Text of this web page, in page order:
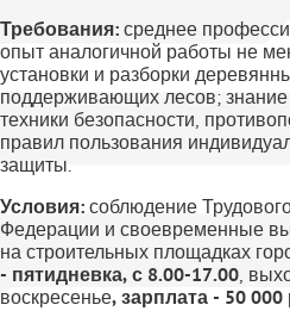
Требования: среднее
опыт аналогичной работы не
установки и разборки
поддерживающих лесов;
техники безопасности,
правил пользования
защиты.
Условия: соблюдение
Федерации и своевременные
на строительных площадках
- пятидневка, с 8.00-17.00,
воскресенье, зарплата - 50 000